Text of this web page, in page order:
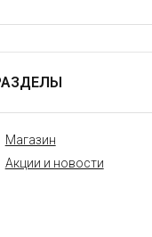
Магазин
Акции и новости